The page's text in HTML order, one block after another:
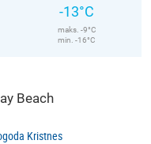
-13°C
maks. -9°C
min. -16°C
Beach
Kristnes